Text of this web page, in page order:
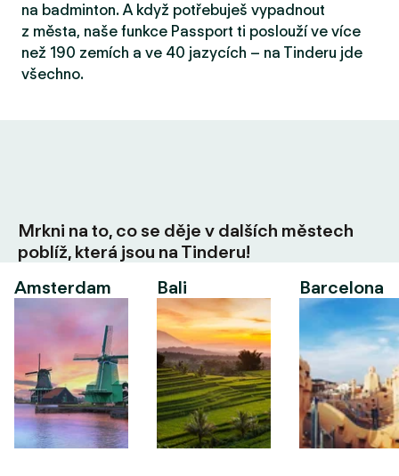
na badminton. A když potřebuješ vypadnout
z města, naše funkce Passport ti poslouží ve více
než 190 zemích a ve 40 jazycích – na Tinderu jde
všechno.
Mrkni na to, co se děje v dalších městech
poblíž, která jsou na Tinderu!
Amsterdam
Bali Barcelona